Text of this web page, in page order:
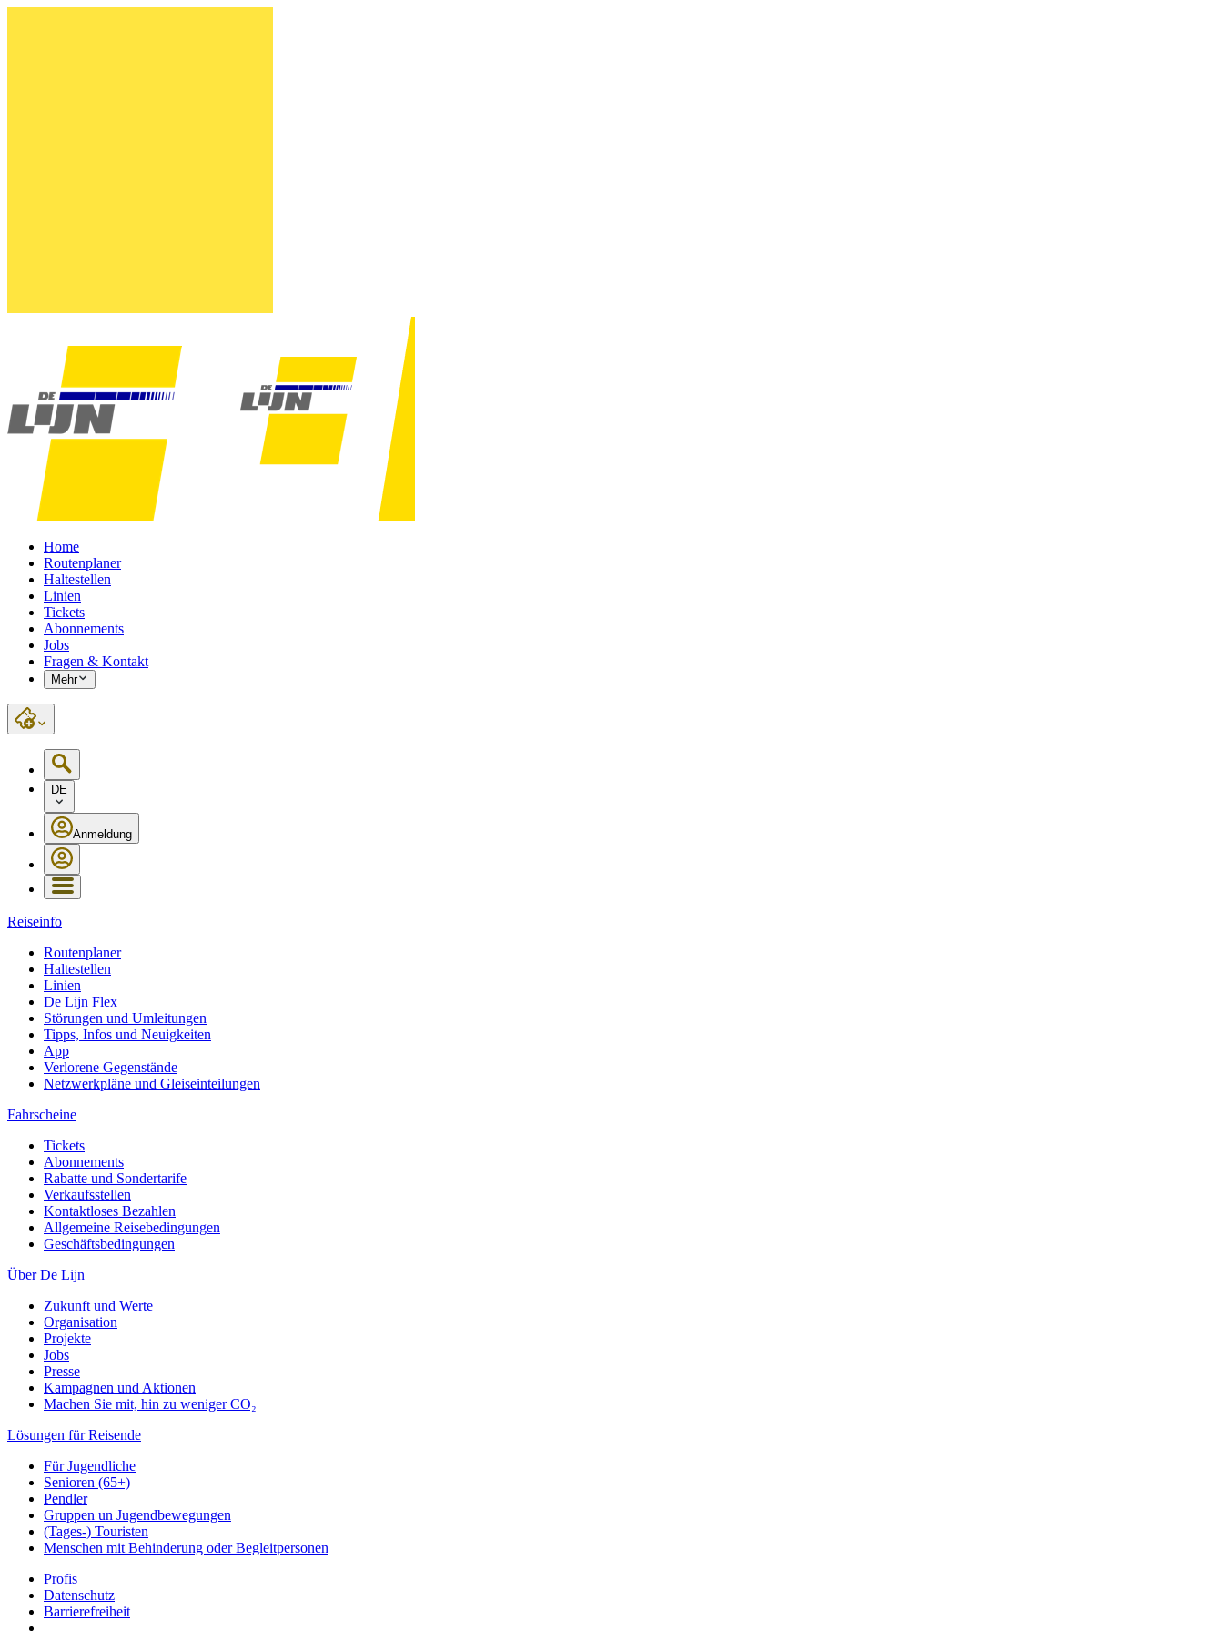
Home
Routenplaner
Haltestellen
Linien
Tickets
Abonnements
Jobs
Fragen & Kontakt
Mehr
DE
Anmeldung
Reiseinfo
Routenplaner
Haltestellen
Linien
De Lijn Flex
Störungen und Umleitungen
Tipps, Infos und Neuigkeiten
App
Verlorene Gegenstände
Netzwerkpläne und Gleiseinteilungen
Fahrscheine
Tickets
Abonnements
Rabatte und Sondertarife
Verkaufsstellen
Kontaktloses Bezahlen
Allgemeine Reisebedingungen
Geschäftsbedingungen
Über De Lijn
Zukunft und Werte
Organisation
Projekte
Jobs
Presse
Kampagnen und Aktionen
Machen Sie mit, hin zu weniger CO₂
Lösungen für Reisende
Für Jugendliche
Senioren (65+)
Pendler
Gruppen un Jugendbewegungen
(Tages-) Touristen
Menschen mit Behinderung oder Begleitpersonen
Profis
Datenschutz
Barrierefreiheit